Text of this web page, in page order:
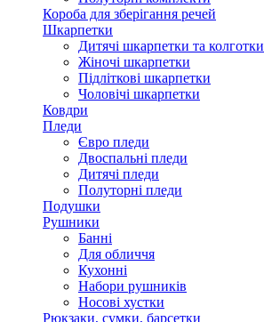
Короба для зберігання речей
Шкарпетки
Дитячі шкарпетки та колготки
Жіночі шкарпетки
Підліткові шкарпетки
Чоловічі шкарпетки
Ковдри
Пледи
Євро пледи
Двоспальні пледи
Дитячі пледи
Полуторні пледи
Подушки
Рушники
Банні
Для обличчя
Кухонні
Набори рушників
Носові хустки
Рюкзаки, сумки, барсетки